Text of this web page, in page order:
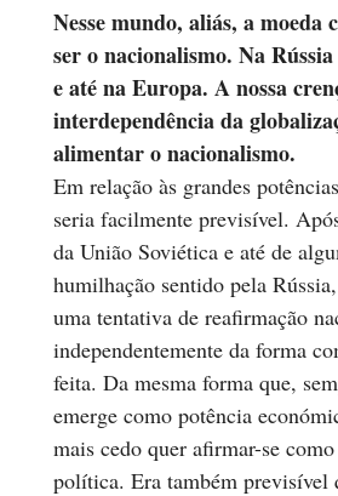
Nesse mundo, aliás, a moeda
ser o nacionalismo. Na
e até na Europa. A nossa
interdependência da
alimentar o nacionalismo.
Em relação às grandes
seria facilmente previsível.
da União Soviética e até de
humilhação sentido pela
uma tentativa de reafirmação
independentemente da forma
feita. Da mesma forma que,
emerge como potência
mais cedo quer afirmar-se
política. Era também previsível